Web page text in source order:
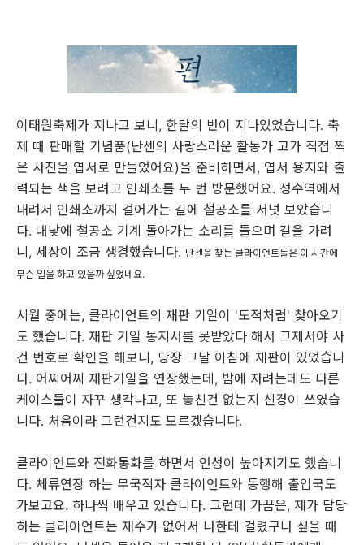
이태원축제가 지나고 보니, 한달의 반이 지나있었습니다. 축
제 때 판매할 기념품(난센의 사랑스러운 활동가 고가 직접 찍
은 사진을 엽서로 만들었어요)을 준비하면서, 엽서 용지와 출
력되는 색을 보려고 인쇄소를 두 번 방문했어요. 성수역에서
내려서 인쇄소까지 걸어가는 길에 철공소를 서넛 보았습니
다. 대낮에 철공소 기계 돌아가는 소리를 들으며 길을 가려
니, 세상이 조금 생경했습니다. 난센을 찾는 클라이언트들은 이 시간에
무슨 일을 하고 있을까 싶었네요.
시월 중에는, 클라이언트의 재판 기일이 '도적처럼' 찾아오기
도 했습니다. 재판 기일 통지서를 못받았다 해서 그제서야 사
건 번호로 확인을 해보니, 당장 그날 아침에 재판이 있었습니
다. 어찌어찌 재판기일을 연장했는데, 밤에 자려는데도 다른
케이스들이 자꾸 생각나고, 또 놓친건 없는지 신경이 쓰였습
니다. 처음이라 그런건지도 모르겠습니다.
클라이언트와 전화통화를 하면서 언성이 높아지기도 했습니
다. 체류연장 하는 무국적자 클라이언트와 동행해 출입국도
가보고요. 하나씩 배우고 있습니다. 그런데 가끔은, 제가 담당
하는 클라이언트는 재수가 없어서 나한테 걸렸구나 싶을 때